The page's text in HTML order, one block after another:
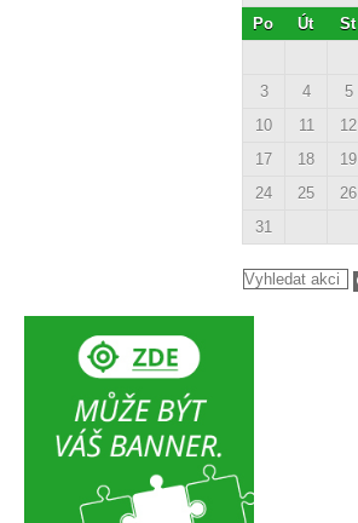
Po Út St
3
4 5
10
11 12
17
18 19
24
25 26
31